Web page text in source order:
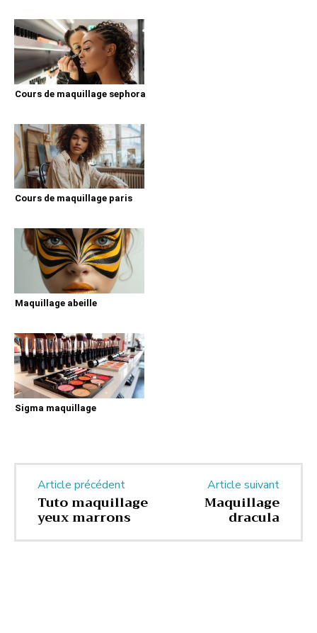
Cours de maquillage sephora
Cours de maquillage paris
Maquillage abeille
Sigma maquillage
Article précédent
Tuto maquillage
yeux marrons
Article suivant
Maquillage
dracula